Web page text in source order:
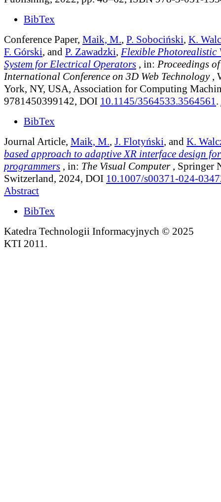
BibTex
Conference Paper, Maik, M., P. Sobociński, K.
F. Górski, and P. Zawadzki, Flexible Photorealistic
System for Electrical Operators , in: Proceedings
International Conference on 3D Web Technology,
York, NY, USA, Association for Computing
9781450399142, DOI 10.1145/3564533.3564561 .
BibTex
Journal Article, Maik, M., J. Flotyński, and K.
based approach to adaptive XR interface design
programmers , in: The Visual Computer, Springer
Switzerland, 2024, DOI 10.1007/s00371-024-
Abstract
BibTex
Katedra Technologii Informacyjnych © 2025
KTI 2011.